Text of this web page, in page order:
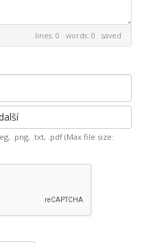
lines: 0 words: 0 saved
.png, .txt, .pdf (Max file size: